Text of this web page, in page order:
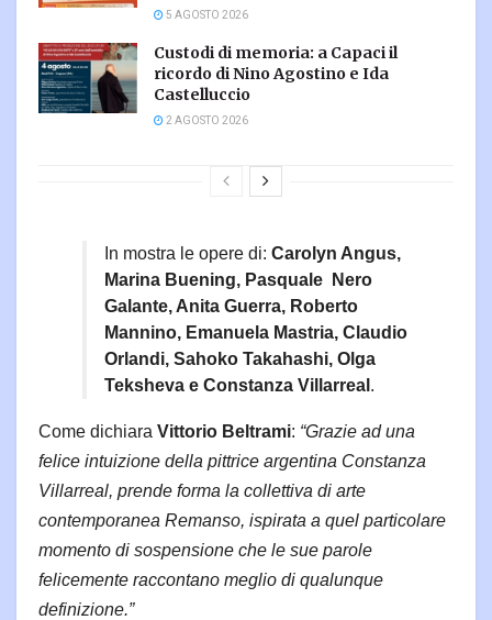
5 AGOSTO 2026
Custodi di memoria: a Capaci il
ricordo di Nino Agostino e Ida
Castelluccio
2 AGOSTO 2026
In mostra le opere di: Carolyn Angus,
Marina Buening, Pasquale Nero
Galante, Anita Guerra, Roberto
Mannino, Emanuela Mastria, Claudio
Orlandi, Sahoko Takahashi, Olga
Teksheva e Constanza Villarreal .
Come dichiara Vittorio Beltrami: “Grazie ad una
felice intuizione della pittrice argentina Constanza
Villarreal, prende forma la collettiva di arte
contemporanea Remanso, ispirata a quel particolare
momento di sospensione che le sue parole
felicemente raccontano meglio di qualunque
definizione.”